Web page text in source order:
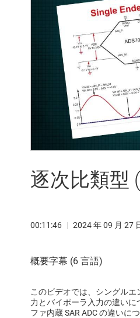
逐次比類型
00:11:46 | 2024 年 09 月 27
このビデオでは、シングル
力とバイポーラ入力の違いに
ファ内蔵 SAR ADC の違いに